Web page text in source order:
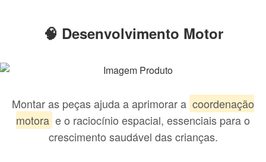
🧠 Desenvolvimento Motor
Montar as peças ajuda a aprimorar a coordenação
motora e o raciocínio espacial, essenciais para o
crescimento saudável das crianças.